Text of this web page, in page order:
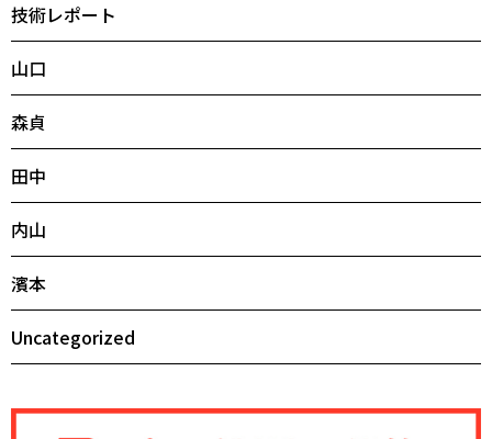
技術レポート
山口
森貞
田中
内山
濱本
Uncategorized